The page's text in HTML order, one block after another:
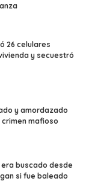
26 celulares
y secuestró
y amordazado
crimen mafioso
buscado desde
si fue baleado